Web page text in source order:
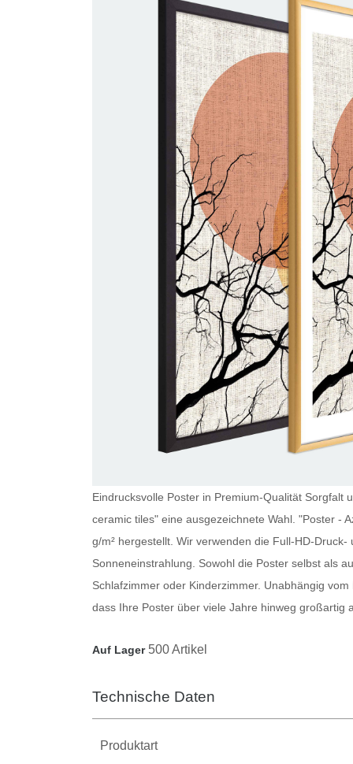
Eindrucksvolle Poster in Premium-Qualität Sorgfalt
ceramic tiles" eine ausgezeichnete Wahl. "Poster -
g/m² hergestellt. Wir verwenden die Full-HD-
Sonneneinstrahlung. Sowohl die Poster selbst als
Schlafzimmer oder Kinderzimmer. Unabhängig
dass Ihre Poster über viele Jahre hinweg großartig
Auf Lager 500 Artikel
Technische Daten
Produktart